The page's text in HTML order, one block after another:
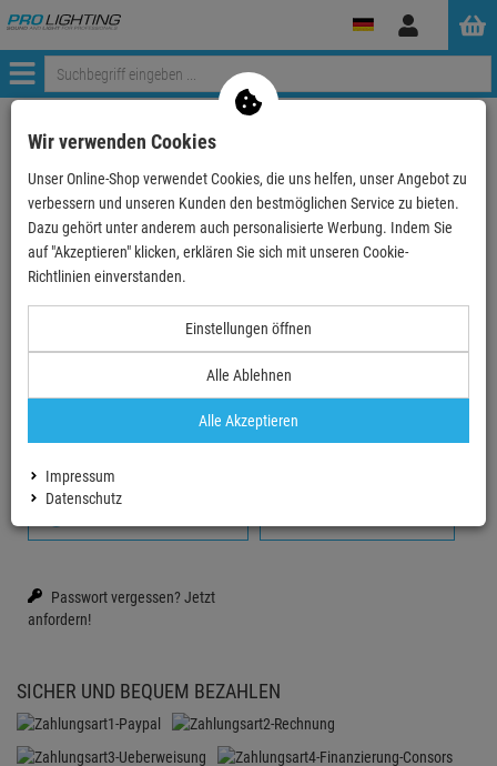
Anmelden
Menü
Mein Konto
Anmeldung
Ihre E-Mail
Passwort
Passwort vergessen?Jetzt
anfordern!
SICHER UND BEQUEM BEZAHLEN
Wir verwenden Cookies
Unser Online-Shop verwendet Cookies, die uns helfen, unser Angebot zu
verbessern und unseren Kunden den bestmöglichen Service zu bieten.
Dazu gehört unter anderem auch personalisierte Werbung. Indem Sie
auf "Akzeptieren" klicken, erklären Sie sich mit unseren Cookie-
Richtlinien einverstanden.
Einstellungen öffnen
Alle Ablehnen
Alle Akzeptieren
Impressum
Datenschutz